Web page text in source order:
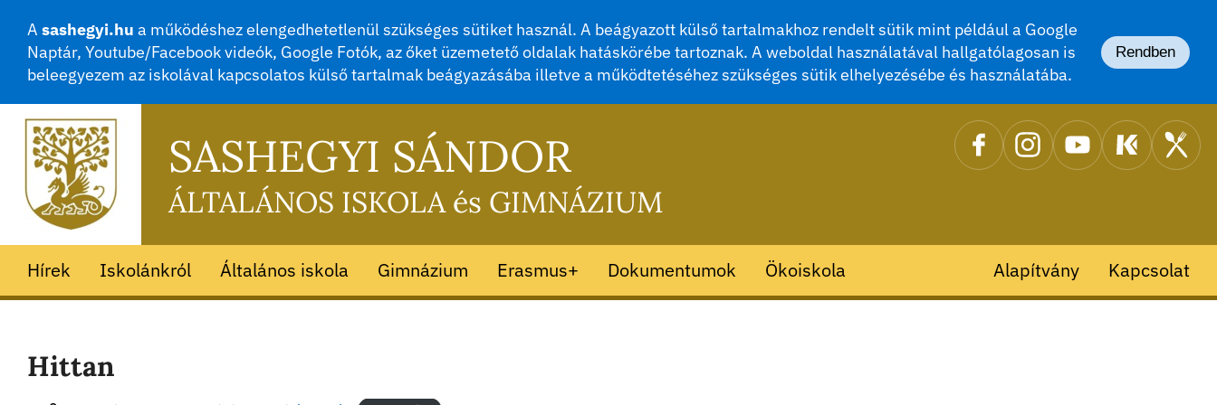
A sashegyi.hu a működéshez elengedhetetlenül szükséges sütiket használ. A beágyazott külső tartalmakhoz rendelt sütik mint például a Google
Naptár, Youtube/Facebook videók, Google Fotók, az őket üzemetető oldalak hatáskörébe tartoznak. A weboldal használatával hallgatólagosan is
beleegyezem az iskolával kapcsolatos külső tartalmak beágyazásába illetve a működtetéséhez szükséges sütik elhelyezésébe és használatába.
Rendben
SASHEGYI SÁNDOR
ÁLTALÁNOS ISKOLA és GIMNÁZIUM
Hírek Iskolánkról Általános iskola Gimnázium Erasmus+ Dokumentumok Ökoiskola Alapítvány Kapcsolat
Hittan